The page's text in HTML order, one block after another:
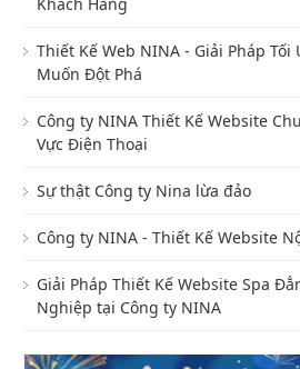
Thiết Kế Web NINA - Giải Pháp
Muốn Đột Phá
Công ty NINA Thiết Kế Website
Vực Điện Thoại
Sự thật Công ty Nina lừa đảo
Công ty NINA - Thiết Kế Website
Giải Pháp Thiết Kế Website Spa
Nghiệp tại Công ty NINA